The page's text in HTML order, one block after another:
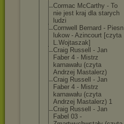
Cormac McCarthy - To
nie jest kraj dla starych
ludzi
Cornwell Bernard - Piesn
lukow - Azincourt [czyta
L.Wojtaszak]
Craig Russell - Jan
Faber 4 - Mistrz
karnawału (czyta
Andrzej Mastalerz)
Craig Russell - Jan
Faber 4 - Mistrz
karnawału (czyta
Andrzej Mastalerz) 1
Craig Russell - Jan
Fabel 03 -